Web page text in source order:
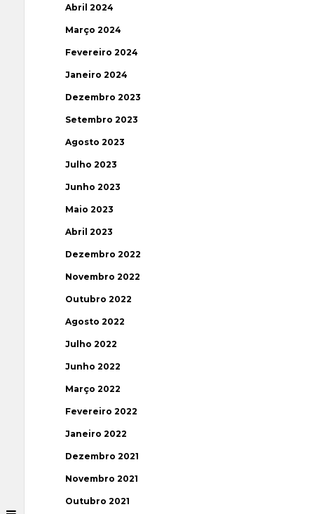
Abril 2024
Março 2024
Fevereiro 2024
Janeiro 2024
Dezembro 2023
Setembro 2023
Agosto 2023
Julho 2023
Junho 2023
Maio 2023
Abril 2023
Dezembro 2022
Novembro 2022
Outubro 2022
Agosto 2022
Julho 2022
Junho 2022
Março 2022
Fevereiro 2022
Janeiro 2022
Dezembro 2021
Novembro 2021
Outubro 2021